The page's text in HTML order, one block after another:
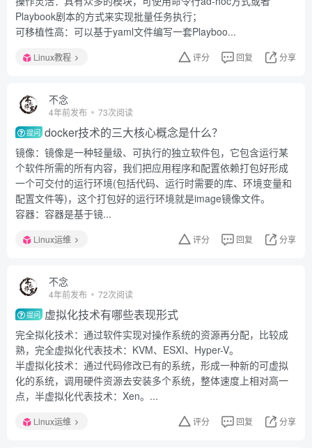
Playbook剧本的方式来实现批量任务执行；
可移植性高：可以基于yaml文件编写一套Playboo...
Linux教程 评分 回复 分享
不念
4年前发布 73次阅读
提问 docker技术的三大核心概念是什么？
镜像：镜像是一种轻量级、可执行的独立软件包，它包含运行某
个软件所需的所有内容，我们把应用程序和配置依赖打包好形成
一个可交付的运行环境(包括代码、运行时需要的库、环境变量和
配置文件等)，这个打包好的运行环境就是image镜像文件。
容器：容器是基于镜...
Linux运维 评分 回复 分享
不念
4年前发布 72次阅读
提问 虚拟化技术有哪些表现形式
完全拟化技术：通过软件实现对操作系统的资源再分配，比较成
熟，完全虚拟化代表技术：KVM、ESXI、Hyper-V。
半虚拟化技术：通过代码修改已有的系统，形成一种新的可虚拟
化的系统，调用硬件资源去安装多个系统，整体速度上相对高一
点，半虚拟化代表技术：Xen。...
Linux运维 评分 回复 分享